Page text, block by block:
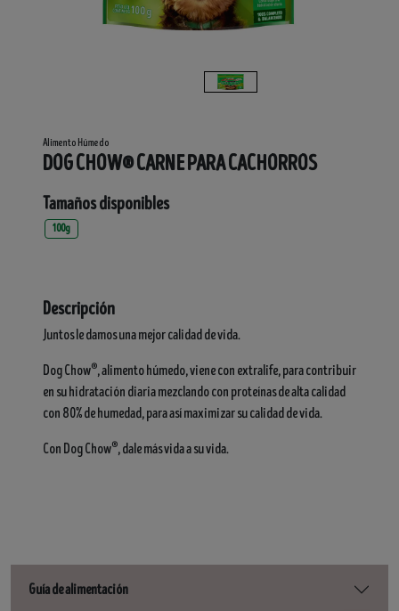
Alimento Húmedo
DOG CHOW® CARNE PARA CACHORROS
Tamaños disponibles
100g
Descripción
Juntos le damos una mejor calidad de vida.
Dog Chow®, alimento húmedo, viene con extralife, para contribuir
en su hidratación diaria mezclando con proteínas de alta calidad
con 80% de humedad, para así maximizar su calidad de vida.
Con Dog Chow®, dale más vida a su vida.
Guía de alimentación